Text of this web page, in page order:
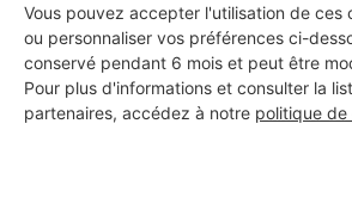
Vous pouvez accepter l'utilisation de ces
ou personnaliser vos préférences ci-
conservé pendant 6 mois et peut être
Pour plus d'informations et consulter la
partenaires, accédez à notre politique de
CORTEN HABITAT
Vignonet